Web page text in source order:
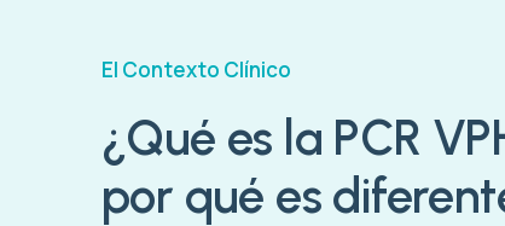
El Contexto Clínico
¿Qué es la PCR
por qué es